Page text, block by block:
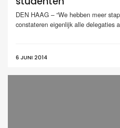
DEN HAAG – “We hebben meer
constateren eigenlijk alle delegaties
6 JUNI 2014